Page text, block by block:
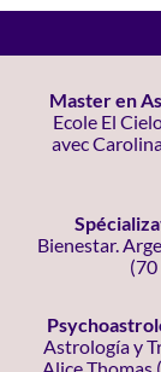
Master en
Ecole El
avec
Bienestar.
Astrología y